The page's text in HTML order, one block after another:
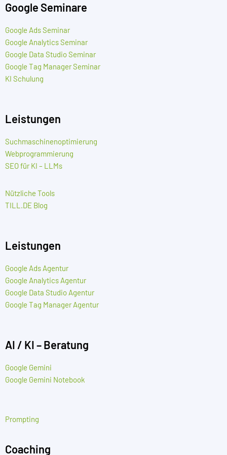
Google Seminare
Google Ads Seminar
Google Analytics Seminar
Google Data Studio Seminar
Google Tag Manager Seminar
KI Schulung
Leistungen
Suchmaschinenoptimierung
Webprogrammierung
SEO für KI – LLMs
Nützliche Tools
TILL.DE Blog
Leistungen
Google Ads Agentur
Google Analytics Agentur
Google Data Studio Agentur
Google Tag Manager Agentur
AI / KI – Beratung
Google Gemini
Google Gemini Notebook
Prompting
Coaching